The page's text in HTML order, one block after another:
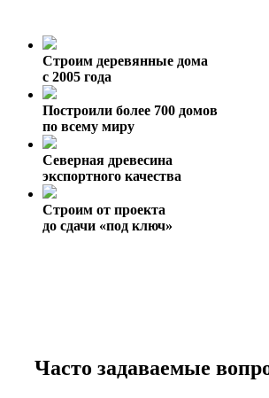
Строим деревянные дома
с 2005 года
Построили более 700 домов
по всему миру
Северная древесина
экспортного качества
Строим от проекта
до сдачи «под ключ»
Часто задаваемые